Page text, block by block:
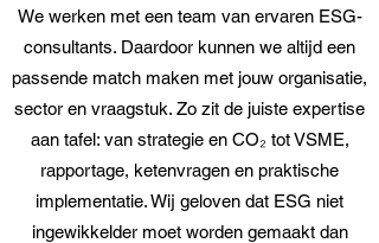
We werken met een team van ervaren ESG-
consultants. Daardoor kunnen we altijd een
passende match maken met jouw organisatie,
sector en vraagstuk. Zo zit de juiste expertise
aan tafel: van strategie en CO₂ tot VSME,
rapportage, ketenvragen en praktische
implementatie. Wij geloven dat ESG niet
ingewikkelder moet worden gemaakt dan